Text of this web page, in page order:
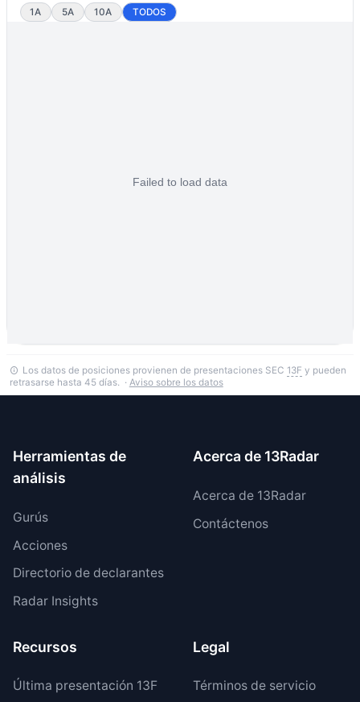
1A 5A 10A TODOS
Los datos de posiciones provienen de presentaciones SEC 13F y pueden
retrasarse hasta 45 días. · Aviso sobre los datos
Herramientas de
análisis
Gurús
Acciones
Directorio de declarantes
Radar Insights
Acerca de 13Radar
Acerca de 13Radar
Contáctenos
Recursos
Última presentación 13F
Legal
Términos de servicio